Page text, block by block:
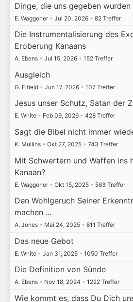
Dinge, die uns gegeben wurden
E. Waggoner • Jul 20, 2026 • 82 Treffer
Die Instrumentalisierung des
Eroberung Kanaans
A. Ebens • Jul 15, 2026 • 152 Treffer
Ausgleich
G. Fifield • Jun 17, 2026 • 107 Treffer
Jesus unser Schutz, Satan der
E. White • Feb 09, 2026 • 428 Treffer
Sagt die Bibel nicht immer
K. Mullins • Okt 27, 2025 • 743 Treffer
Mit Schwertern und Waffen ins
Kanaan?
E. Waggoner • Okt 15, 2025 • 563 Treffer
Den Wohlgeruch Seiner
machen ...
A. Jones • Mai 24, 2025 • 811 Treffer
Das neue Gebot
E. White • Jan 31, 2025 • 1050 Treffer
Die Definition von Sünde
A. Ebens • Nov 18, 2024 • 1222 Treffer
Wie kommt es, dass Du Dich